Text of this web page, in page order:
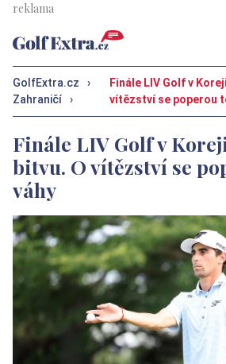
GolfExtra.cz
›
Zahraničí
›
Finále LIV Golf v
vítězství se poperou
Finále LIV Golf v
bitvu. O vítězství se
váhy